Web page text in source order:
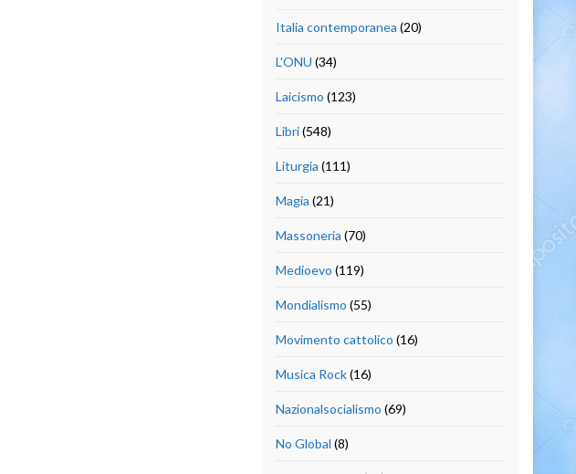
Italia contemporanea (20)
L'ONU (34)
Laicismo (123)
Libri(548)
Liturgia (111)
Magia (21)
Massoneria (70)
Medioevo (119)
Mondialismo (55)
Movimento cattolico (16)
Musica Rock(16)
Nazionalsocialismo (69)
No Global (8)